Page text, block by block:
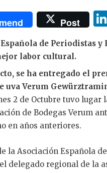
Post
de Periodistas
labor cultural.
se ha entregado el
uva Verum
2 de Octubre tuvo lugar
de Bodegas Verum
en años anteriores.
la Asociación Española
delegado regional de la